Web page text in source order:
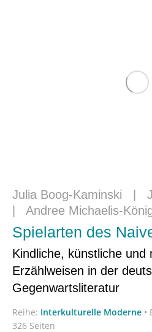
Julia Boog-Kaminski
Andree Michaelis-
Spielarten des
Kindliche, künstliche und
Erzählweisen in der
Gegenwartsliteratur
Reihe: Interkulturelle Moderne •
326 Seiten